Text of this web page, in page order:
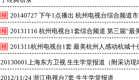
20140727 下午1点播出 杭州电视台综合频道
20131116 杭州电视台1套综合频道 第三届“
201311杭州电视台1套 最美杭州人感动杭城
20130601上海东方卫视 生生学堂报道（附采访现
2012/11/24 浙江电视台7套 生生学堂报道